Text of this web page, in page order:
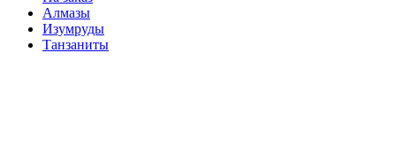
Алмазы
Изумруды
Танзаниты